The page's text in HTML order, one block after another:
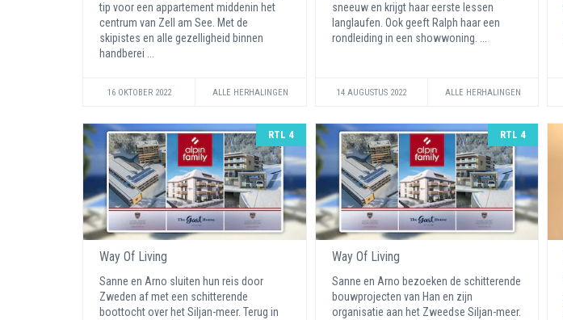
tip voor een appartement middenin het
centrum van Zell am See. Met de
skipistes en alle gezelligheid binnen
handberei ...
16 OKTOBER 2022 ALLE HERHALINGEN
sneeuw en krijgt haar eerste lessen
langlaufen. Ook geeft Ralph haar een
rondleiding in een showwoning. ...
14 AUGUSTUS 2022 ALLE HERHALINGEN
RTL 4
Way Of Living
Sanne en Arno sluiten hun reis door
Zweden af met een schitterende
boottocht over het Siljan-meer. Terug in
RTL 4
Way Of Living
Sanne en Arno bezoeken de schitterende
bouwprojecten van Han en zijn
organisatie aan het Zweedse Siljan-meer.